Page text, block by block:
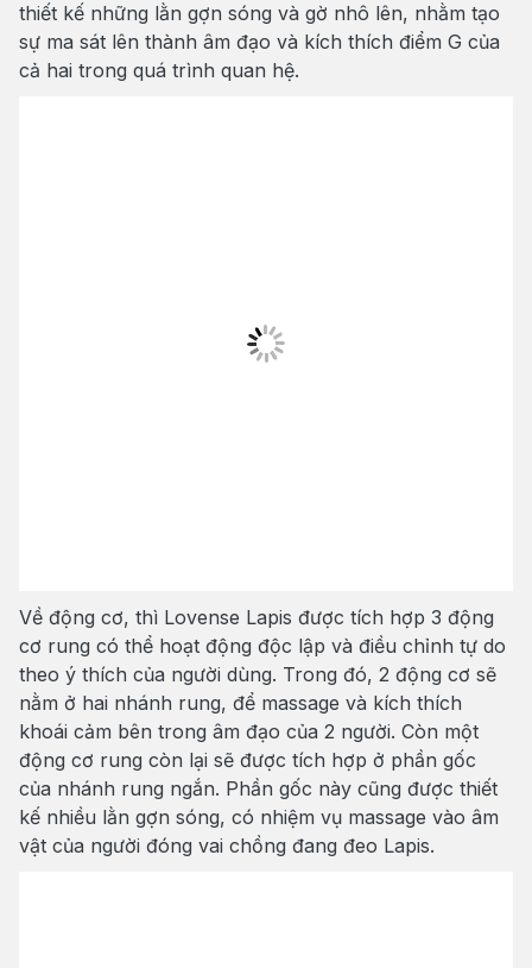
thiết kế những lằn gợn sóng và gờ nhô lên, nhằm tạo
sự ma sát lên thành âm đạo và kích thích điểm G của
cả hai trong quá trình quan hệ.
Về động cơ, thì Lovense Lapis được tích hợp 3 động
cơ rung có thể hoạt động độc lập và điều chỉnh tự do
theo ý thích của người dùng. Trong đó, 2 động cơ sẽ
nằm ở hai nhánh rung, để massage và kích thích
khoái cảm bên trong âm đạo của 2 người. Còn một
động cơ rung còn lại sẽ được tích hợp ở phần gốc
của nhánh rung ngắn. Phần gốc này cũng được thiết
kế nhiều lằn gợn sóng, có nhiệm vụ massage vào âm
vật của người đóng vai chồng đang đeo Lapis.